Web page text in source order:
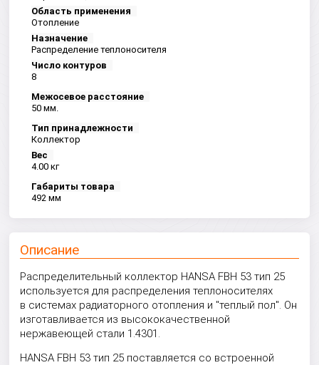
Область применения
Отопление
Назначение
Распределение теплоносителя
Число контуров
8
Межосевое расстояние
50 мм.
Тип принадлежности
Коллектор
Вес
4.00 кг
Габариты товара
492 мм
Описание
Распределительный коллектор HANSA FBH 53 тип 25
используется для распределения теплоносителях
в системах радиаторного отопления и "теплый пол". Он
изготавливается из высококачественной
нержавеющей стали 1.4301.
HANSA FBH 53 тип 25 поставляется со встроенной